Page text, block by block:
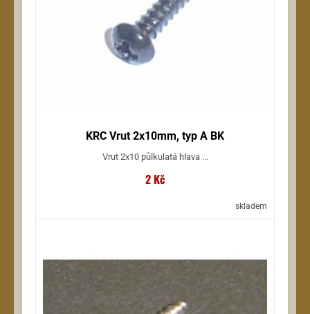
KRC Vrut 2x10mm, typ A BK
Vrut 2x10 půlkulatá hlava ...
2 Kč
skladem